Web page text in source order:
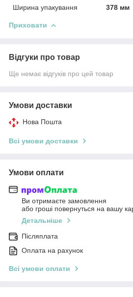
Ширина упакування
378 мм
Приховати
Відгуки про товар
Ще немає відгуків про цей товар
Умови доставки
Нова Пошта
Всі умови доставки
Умови оплати
Ви отримаєте замовлення
або гроші повернуться на вашу
Детальніше
Післяплата
Оплата на рахунок
Всі умови оплати